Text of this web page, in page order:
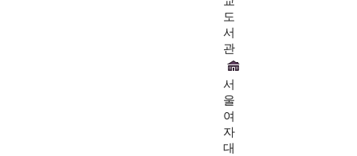
도
서
관
서
울
여
자
대